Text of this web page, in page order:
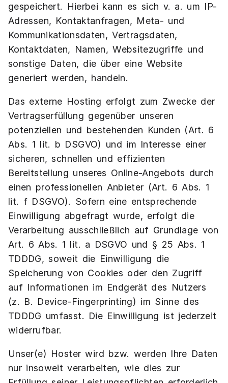
gespeichert. Hierbei kann es sich v. a. um IP-
Adressen, Kontaktanfragen, Meta- und
Kommunikationsdaten, Vertragsdaten,
Kontaktdaten, Namen, Websitezugriffe und
sonstige Daten, die über eine Website
generiert werden, handeln.
Das externe Hosting erfolgt zum Zwecke der
Vertragserfüllung gegenüber unseren
potenziellen und bestehenden Kunden (Art. 6
Abs. 1 lit. b DSGVO) und im Interesse einer
sicheren, schnellen und effizienten
Bereitstellung unseres Online-Angebots durch
einen professionellen Anbieter (Art. 6 Abs. 1
lit. f DSGVO). Sofern eine entsprechende
Einwilligung abgefragt wurde, erfolgt die
Verarbeitung ausschließlich auf Grundlage von
Art. 6 Abs. 1 lit. a DSGVO und § 25 Abs. 1
TDDDG, soweit die Einwilligung die
Speicherung von Cookies oder den Zugriff
auf Informationen im Endgerät des Nutzers
(z. B. Device-Fingerprinting) im Sinne des
TDDDG umfasst. Die Einwilligung ist jederzeit
widerrufbar.
Unser(e) Hoster wird bzw. werden Ihre Daten
nur insoweit verarbeiten, wie dies zur